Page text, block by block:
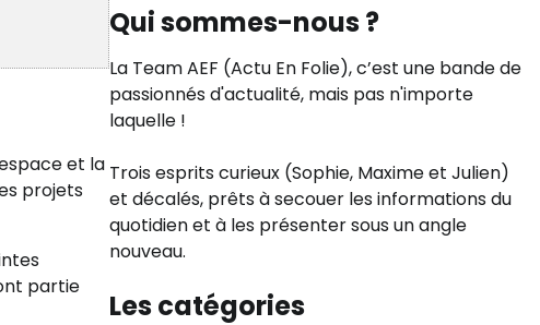
et la
projets
partie
Qui sommes-nous ?
La Team AEF (Actu En Folie), c’est une bande de
passionnés d'actualité, mais pas n'importe
laquelle !
Trois esprits curieux (Sophie, Maxime et Julien)
et décalés, prêts à secouer les informations du
quotidien et à les présenter sous un angle
nouveau.
Les catégories